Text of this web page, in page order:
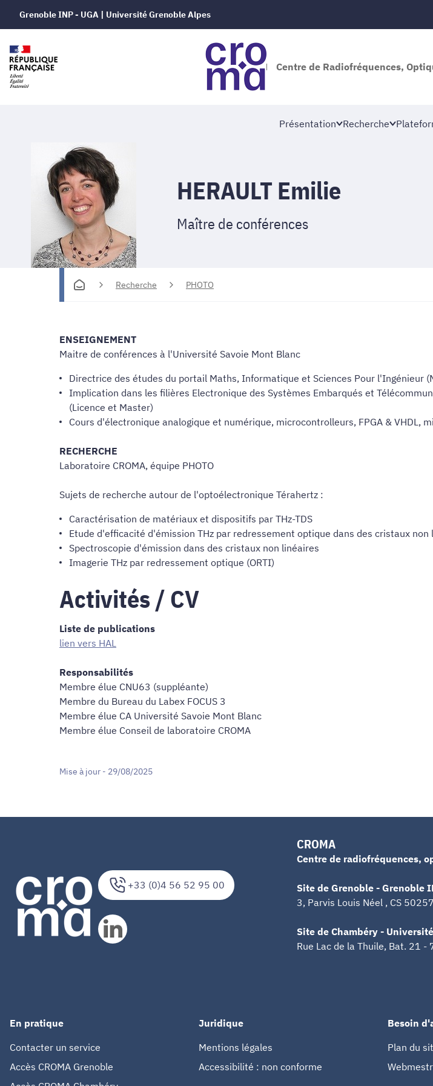
Grenoble INP - UGA | Université Grenoble Alpes
Centre de Radiofréquences,
Présentation Recherche
HERAULT Emilie
Maître de conférences
Recherche PHOTO
ENSEIGNEMENT
Maitre de conférences à l'Université Savoie Mont Blanc
Directrice des études du portail Maths, Informatique et Sciences Pour l'Ingénieur
Implication dans les filières Electronique des Systèmes Embarqués et
(Licence et Master)
Cours d'électronique analogique et numérique, microcontrolleurs, FPGA & VHDL,
RECHERCHE
Laboratoire CROMA, équipe PHOTO
Sujets de recherche autour de l'optoélectronique Térahertz :
Caractérisation de matériaux et dispositifs par THz-TDS
Etude d'efficacité d'émission THz par redressement optique dans des cristaux
Spectroscopie d'émission dans des cristaux non linéaires
Imagerie THz par redressement optique (ORTI)
Activités / CV
Liste de publications
lien vers HAL
Responsabilités
Membre élue CNU63 (suppléante)
Membre du Bureau du Labex FOCUS 3
Membre élue CA Université Savoie Mont Blanc
Membre élue Conseil de laboratoire CROMA
Mise à jour - 29/08/2025
+33 (0)4 56 52 95 00
CROMA
Centre de radiofréquences,
Site de Grenoble - Grenoble
3, Parvis Louis Néel , CS
Site de Chambéry -
Rue Lac de la Thuile, Bat. 21
En pratique
Contacter un service
Accès CROMA Grenoble
Juridique
Mentions légales
Accessibilité : non conforme
Besoin
Plan du